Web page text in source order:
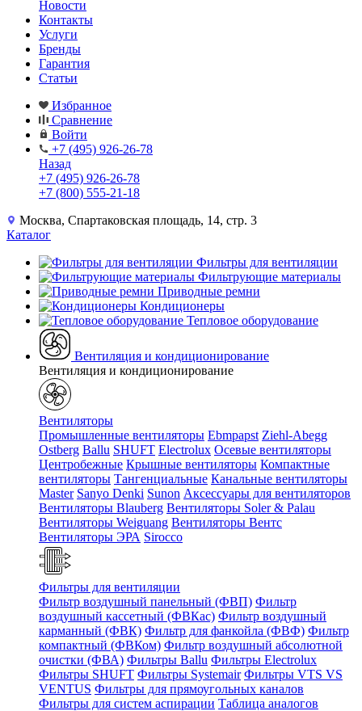
Новости
Контакты
Услуги
Бренды
Гарантия
Статьи
Избранное
Сравнение
Войти
+7 (495) 926-26-78
Назад
+7 (495) 926-26-78
+7 (800) 555-21-18
Москва, Спартаковская площадь, 14, стр. 3
Каталог
Фильтры для вентиляции
Фильтрующие материалы
Приводные ремни
Кондиционеры
Тепловое оборудование
Вентиляция и кондиционирование
Вентиляция и кондиционирование
Вентиляторы
Промышленные вентиляторы Ebmpapst Ziehl-Abegg
Ostberg Ballu SHUFT Electrolux Осевые вентиляторы
Центробежные Крышные вентиляторы Компактные
вентиляторы Тангенциальные Канальные вентиляторы
Master Sanyo Denki Sunon Аксессуары для вентиляторов
Вентиляторы Blauberg Вентиляторы Soler & Palau
Вентиляторы Weiguang Вентиляторы Вентс
Вентиляторы ЭРА Sirocco
Фильтры для вентиляции
Фильтр воздушный панельный (ФВП) Фильтр
воздушный кассетный (ФВКас) Фильтр воздушный
карманный (ФВК) Фильтр для фанкойла (ФВФ) Фильтр
компактный (ФВКом) Фильтр воздушный абсолютной
очистки (ФВА) Фильтры Ballu Фильтры Electrolux
Фильтры SHUFT Фильтры Systemair Фильтры VTS VS
VENTUS Фильтры для прямоугольных каналов
Фильтры для систем аспирации Таблица аналогов